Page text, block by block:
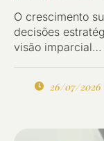
O crescimento
decisões
visão imparcial…
26/07/2026